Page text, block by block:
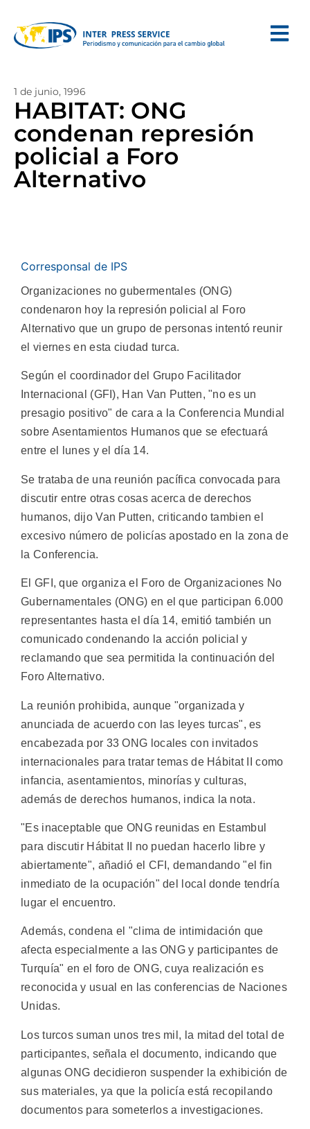
1 de junio, 1996
HABITAT: ONG
condenan represión
policial a Foro
Alternativo
Corresponsal de IPS
Organizaciones no gubermentales (ONG)
condenaron hoy la represión policial al Foro
Alternativo que un grupo de personas intentó reunir
el viernes en esta ciudad turca.
Según el coordinador del Grupo Facilitador
Internacional (GFI), Han Van Putten, "no es un
presagio positivo" de cara a la Conferencia Mundial
sobre Asentamientos Humanos que se efectuará
entre el lunes y el día 14.
Se trataba de una reunión pacífica convocada para
discutir entre otras cosas acerca de derechos
humanos, dijo Van Putten, criticando tambien el
excesivo número de policías apostado en la zona de
la Conferencia.
El GFI, que organiza el Foro de Organizaciones No
Gubernamentales (ONG) en el que participan 6.000
representantes hasta el día 14, emitió también un
comunicado condenando la acción policial y
reclamando que sea permitida la continuación del
Foro Alternativo.
La reunión prohibida, aunque "organizada y
anunciada de acuerdo con las leyes turcas", es
encabezada por 33 ONG locales con invitados
internacionales para tratar temas de Hábitat II como
infancia, asentamientos, minorías y culturas,
además de derechos humanos, indica la nota.
"Es inaceptable que ONG reunidas en Estambul
para discutir Hábitat II no puedan hacerlo libre y
abiertamente", añadió el CFI, demandando "el fin
inmediato de la ocupación" del local donde tendría
lugar el encuentro.
Además, condena el "clima de intimidación que
afecta especialmente a las ONG y participantes de
Turquía" en el foro de ONG, cuya realización es
reconocida y usual en las conferencias de Naciones
Unidas.
Los turcos suman unos tres mil, la mitad del total de
participantes, señala el documento, indicando que
algunas ONG decidieron suspender la exhibición de
sus materiales, ya que la policía está recopilando
documentos para someterlos a investigaciones.